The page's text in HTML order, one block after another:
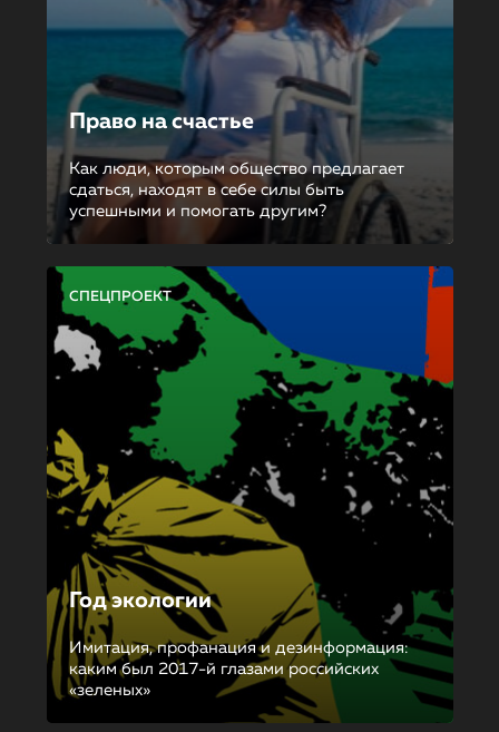
Право на счастье
Как люди, которым общество предлагает
сдаться, находят в себе силы быть
успешными и помогать другим?
СПЕЦПРОЕКТ
Год экологии
Имитация, профанация и дезинформация:
каким был 2017-й глазами российских
«зеленых»